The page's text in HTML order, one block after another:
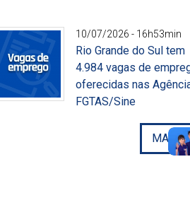
10/07/2026 - 16h53min
Rio Grande do Sul tem
4.984 vagas de
oferecidas nas
FGTAS/Sine
MAIS